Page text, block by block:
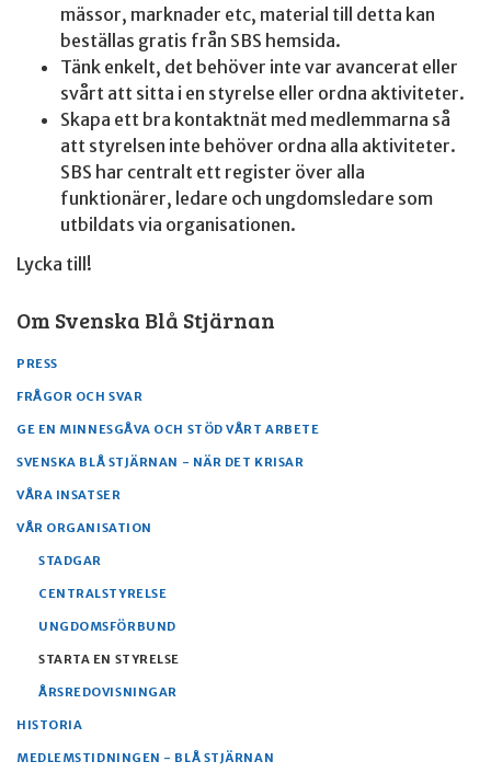
mässor, marknader etc, material till detta kan
beställas gratis från SBS hemsida.
Tänk enkelt, det behöver inte var avancerat eller
svårt att sitta i en styrelse eller ordna aktiviteter.
Skapa ett bra kontaktnät med medlemmarna så
att styrelsen inte behöver ordna alla aktiviteter.
SBS har centralt ett register över alla
funktionärer, ledare och ungdomsledare som
utbildats via organisationen.
Lycka till!
Om Svenska Blå Stjärnan
PRESS
FRÅGOR OCH SVAR
GE EN MINNESGÅVA OCH STÖD VÅRT ARBETE
SVENSKA BLÅ STJÄRNAN - NÄR DET KRISAR
VÅRA INSATSER
VÅR ORGANISATION
STADGAR
CENTRALSTYRELSE
UNGDOMSFÖRBUND
STARTA EN STYRELSE
ÅRSREDOVISNINGAR
HISTORIA
MEDLEMSTIDNINGEN - BLÅ STJÄRNAN